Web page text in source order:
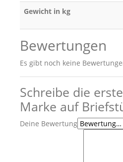
Gewicht in kg
Bewertungen
Es gibt noch keine
Schreibe die
Marke auf
Deine Bewertung